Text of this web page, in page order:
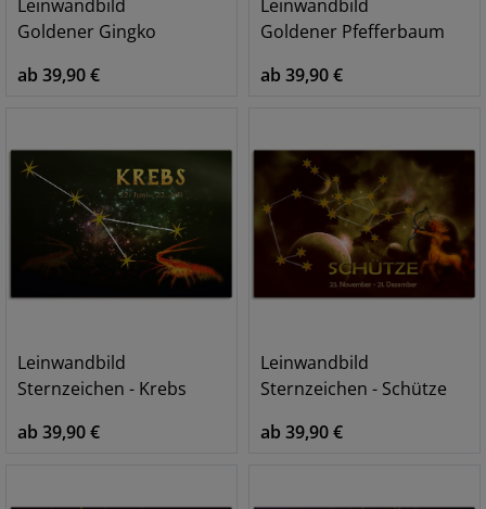
Leinwandbild
Goldener Gingko
ab 39,90 €
Leinwandbild
Goldener Pfefferbaum
ab 39,90 €
Leinwandbild
Sternzeichen - Krebs
ab 39,90 €
Leinwandbild
Sternzeichen - Schütze
ab 39,90 €